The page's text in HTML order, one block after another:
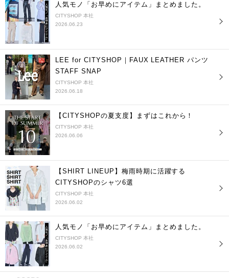
人気モノ「お早めにアイテム」まとめました。
CITYSHOP 本社
2026.06.23
LEE for CITYSHOP｜FAUX LEATHER パンツ
STAFF SNAP
CITYSHOP 本社
2026.06.18
【CITYSHOPの夏支度】まずはこれから！
CITYSHOP 本社
2026.06.06
【SHIRT LINEUP】梅雨時期に活躍する
CITYSHOPのシャツ6選
CITYSHOP 本社
2026.06.02
人気モノ「お早めにアイテム」まとめました。
CITYSHOP 本社
2026.06.02